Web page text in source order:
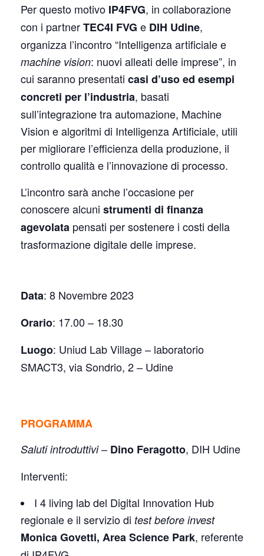
Per questo motivo IP4FVG, in collaborazione
con i partnerTEC4I FVG e DIH Udine,
organizza l’incontro “Intelligenza artificiale e
machine vision: nuovi alleati delle imprese”, in
cui saranno presentati casi d’uso ed esempi
concreti per l’industria, basati
sull’integrazione tra automazione, Machine
Vision e algoritmi di Intelligenza Artificiale, utili
per migliorare l’efficienza della produzione, il
controllo qualità e l’innovazione di processo.
L’incontro sarà anche l’occasione per
conoscere alcuni strumenti di finanza
agevolata pensati per sostenere i costi della
trasformazione digitale delle imprese.
Data: 8 Novembre 2023
Orario: 17.00 – 18.30
Luogo: Uniud Lab Village – laboratorio
SMACT3, via Sondrio, 2 – Udine
PROGRAMMA
Saluti introduttivi– Dino Feragotto, DIH Udine
Interventi:
I 4 living lab del Digital Innovation Hub
regionale e il servizio di test before invest
Monica Govetti, Area Science Park, referente